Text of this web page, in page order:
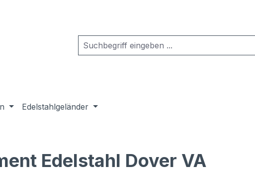
Edelstahlgeländer
Edelstahl Dover VA